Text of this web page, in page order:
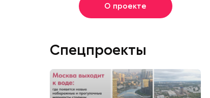
О проекте
Спецпроекты